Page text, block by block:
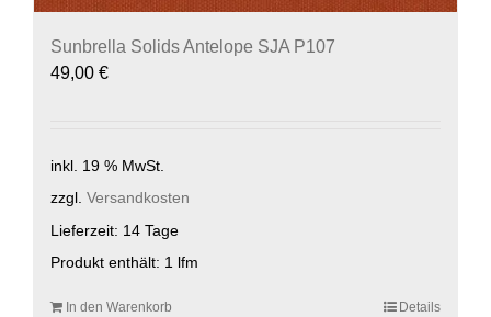
Sunbrella Solids Antelope SJA P107
49,00 €
inkl. 19 % MwSt.
zzgl. Versandkosten
Lieferzeit: 14 Tage
Produkt enthält: 1 lfm
In den Warenkorb Details